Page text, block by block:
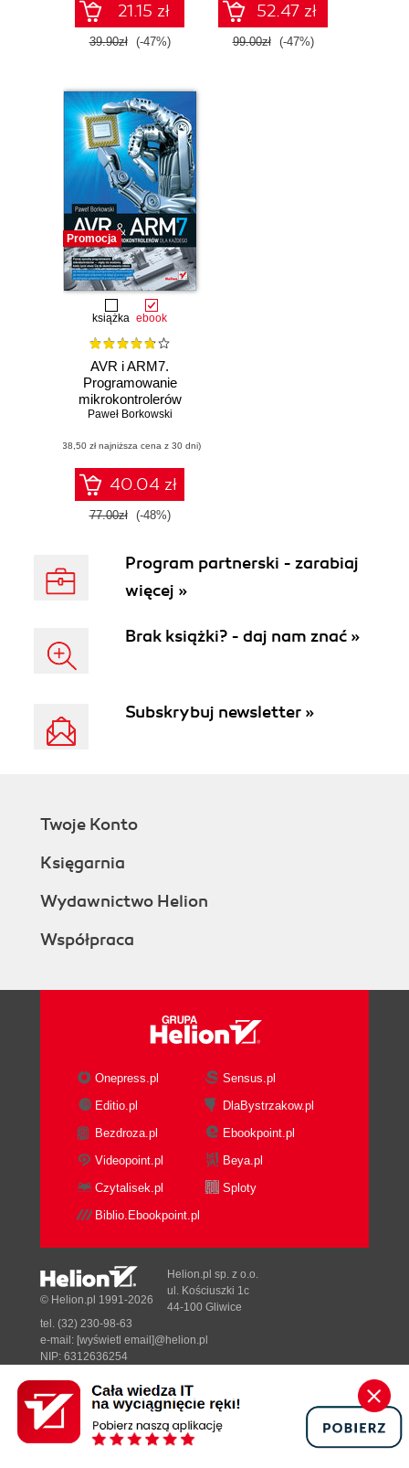
21.15 zł
39.90zł (-47%)
52.47 zł
99.00zł (-47%)
Promocja
książka ebook
AVR i ARM7.
Programowanie
mikrokontrolerów
dla każdego
Paweł Borkowski
(38,50 zł najniższa cena z 30 dni)
40.04 zł
77.00zł (-48%)
Program partnerski - zarabiaj
więcej »
Brak książki? - daj nam znać »
Subskrybuj newsletter »
Twoje Konto
Księgarnia
Wydawnictwo Helion
Współpraca
Onepress.pl
Sensus.pl
Editio.pl
DlaBystrzakow.pl
Bezdroza.pl
Ebookpoint.pl
Videopoint.pl
Beya.pl
Czytalisek.pl
Sploty
Biblio.Ebookpoint.pl
Designed with ♥ byTonik.pl
© Helion.pl 1991-2026
Helion.pl sp. z o.o.
ul. Kościuszki 1c
44-100 Gliwice
tel. (32) 230-98-63
e-mail: [wyświetl email]@helion.pl
NIP: 6312636254
Pełna wersja strony »